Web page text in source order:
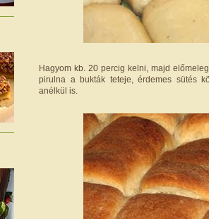
Hagyom kb. 20 percig kelni, majd
pirulna a bukták teteje, érdemes sütés
anélkül is.